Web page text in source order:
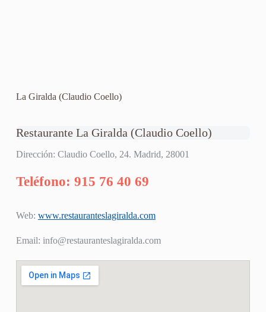
La Giralda (Claudio Coello)
Restaurante La Giralda (Claudio Coello)
Dirección: Claudio Coello, 24. Madrid, 28001
Teléfono: 915 76 40 69
Web: www.restauranteslagiralda.com
Email: info@restauranteslagiralda.com